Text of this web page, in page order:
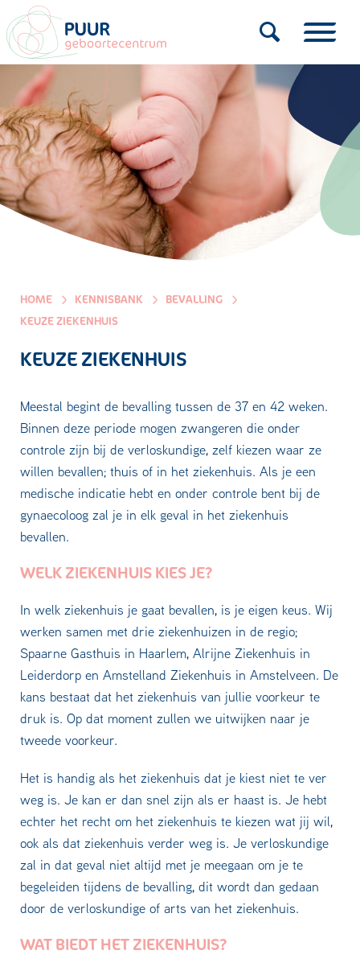
HOME KENNISBANK
BEVALLING
KEUZE ZIEKENHUIS
KEUZE ZIEKENHUIS
Meestal begint de bevalling tussen de 37 en 42 weken.
Binnen deze periode mogen zwangeren die onder
controle zijn bij de verloskundige, zelf kiezen waar ze
willen bevallen; thuis of in het ziekenhuis. Als je een
medische indicatie hebt en onder controle bent bij de
gynaecoloog zal je in elk geval in het ziekenhuis
bevallen.
WELK ZIEKENHUIS KIES JE?
In welk ziekenhuis je gaat bevallen, is je eigen keus. Wij
werken samen met drie ziekenhuizen in de regio;
Spaarne Gasthuis in Haarlem, Alrijne Ziekenhuis in
Leiderdorp en Amstelland Ziekenhuis in Amstelveen. De
kans bestaat dat het ziekenhuis van jullie voorkeur te
druk is. Op dat moment zullen we uitwijken naar je
tweede voorkeur.
Het is handig als het ziekenhuis dat je kiest niet te ver
weg is. Je kan er dan snel zijn als er haast is. Je hebt
echter het recht om het ziekenhuis te kiezen wat jij wil,
ook als dat ziekenhuis verder weg is. Je verloskundige
zal in dat geval niet altijd met je meegaan om je te
begeleiden tijdens de bevalling, dit wordt dan gedaan
door de verloskundige of arts van het ziekenhuis.
WAT BIEDT HET ZIEKENHUIS?